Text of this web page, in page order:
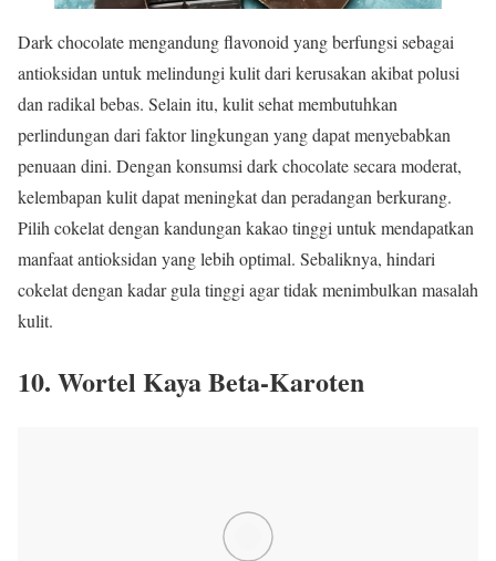
Dark chocolate mengandung flavonoid yang berfungsi sebagai
antioksidan untuk melindungi kulit dari kerusakan akibat polusi
dan radikal bebas. Selain itu, kulit sehat membutuhkan
perlindungan dari faktor lingkungan yang dapat menyebabkan
penuaan dini. Dengan konsumsi dark chocolate secara moderat,
kelembapan kulit dapat meningkat dan peradangan berkurang.
Pilih cokelat dengan kandungan kakao tinggi untuk mendapatkan
manfaat antioksidan yang lebih optimal. Sebaliknya, hindari
cokelat dengan kadar gula tinggi agar tidak menimbulkan masalah
kulit.
10. Wortel Kaya Beta-Karoten